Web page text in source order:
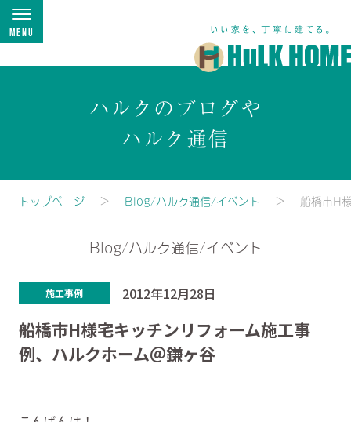
Menu
ハルクのブログや
ハルク通信
トップページ Blog/ハルク通信/イベント 船橋市H
Blog/ハルク通信/イベント
施工事例 2012年12月28日
船橋市H様宅キッチンリフォーム施工事
例、ハルクホーム＠鎌ヶ谷